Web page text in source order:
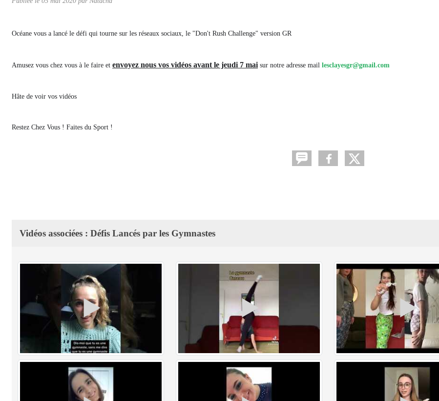
Océane vous a lancé le défi qui tourne sur les réseaux sociaux, le "Don't Rush Challenge" version GR
Amusez vous chez vous à le faire et envoyez nous vos vidéos avant le jeudi 7 mai sur notre adresse mail lesclayesgr@gmail.com
Hâte de voir vos vidéos
Restez Chez Vous ! Faites du Sport !
Vidéos associées : Défis Lancés par les Gymnastes